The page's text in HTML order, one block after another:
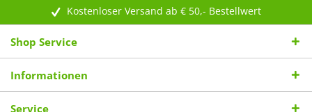
Kostenloser Versand ab € 50,- Bestellwert
Shop Service
Informationen
Service